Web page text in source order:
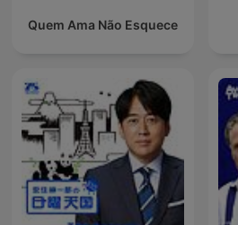
Quem Ama Não Esquece